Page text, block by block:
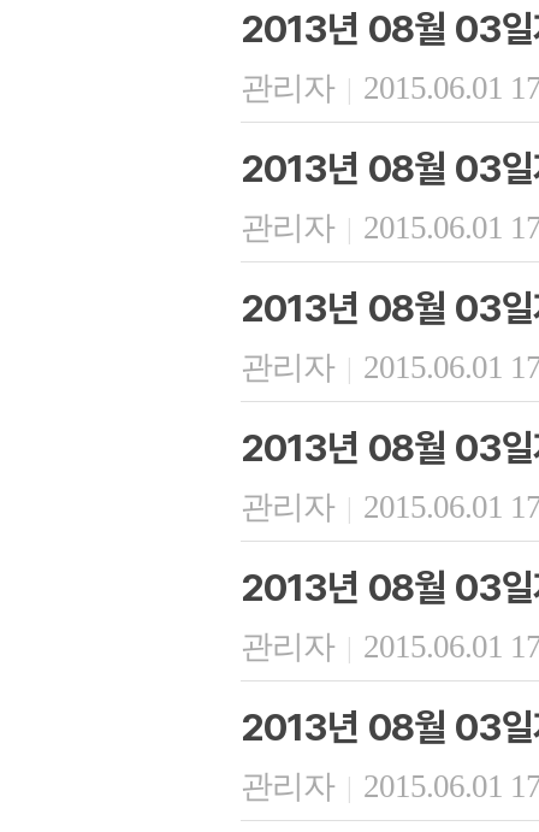
2013년 08월 03
관리자 | 2015.06.01
2013년 08월 03일
관리자 | 2015.06.01
2013년 08월 03일
관리자 | 2015.06.01
2013년 08월 03일
관리자 | 2015.06.01
2013년 08월 03일
관리자 | 2015.06.01
2013년 08월 03일
관리자 | 2015.06.01